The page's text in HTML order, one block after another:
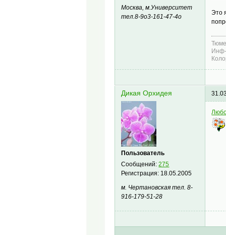
Москва, м.Университет
тел.8-9о3-161-47-4о
Это
Дикая Орхидея
Пользователь
Сообщений:275
Регистрация: 18.05.2005
м. Чертановская тел. 8-
916-179-51-28